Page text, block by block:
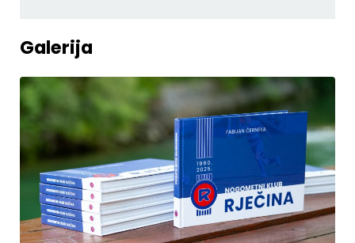
Galerija